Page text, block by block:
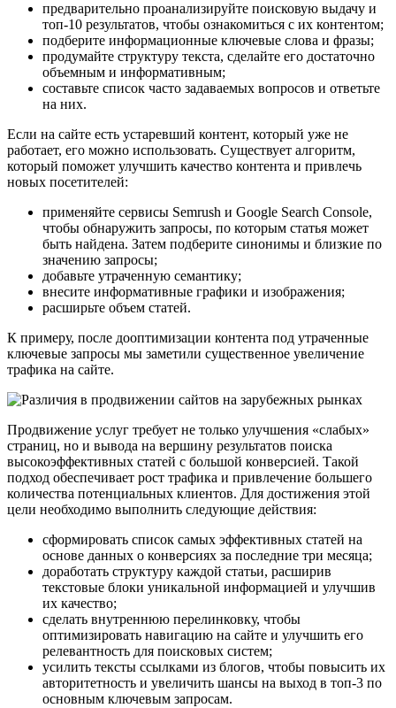
предварительно проанализируйте поисковую выдачу и
топ-10 результатов, чтобы ознакомиться с их контентом;
подберите информационные ключевые слова и фразы;
продумайте структуру текста, сделайте его достаточно
объемным и информативным;
составьте список часто задаваемых вопросов и ответьте
на них.
Если на сайте есть устаревший контент, который уже не
работает, его можно использовать. Существует алгоритм,
который поможет улучшить качество контента и привлечь
новых посетителей:
применяйте сервисы Semrush и Google Search Console,
чтобы обнаружить запросы, по которым статья может
быть найдена. Затем подберите синонимы и близкие по
значению запросы;
добавьте утраченную семантику;
внесите информативные графики и изображения;
расширьте объем статей.
К примеру, после дооптимизации контента под утраченные
ключевые запросы мы заметили существенное увеличение
трафика на сайте.
Продвижение услуг требует не только улучшения «слабых»
страниц, но и вывода на вершину результатов поиска
высокоэффективных статей с большой конверсией. Такой
подход обеспечивает рост трафика и привлечение большего
количества потенциальных клиентов. Для достижения этой
цели необходимо выполнить следующие действия:
сформировать список самых эффективных статей на
основе данных о конверсиях за последние три месяца;
доработать структуру каждой статьи, расширив
текстовые блоки уникальной информацией и улучшив
их качество;
сделать внутреннюю перелинковку, чтобы
оптимизировать навигацию на сайте и улучшить его
релевантность для поисковых систем;
усилить тексты ссылками из блогов, чтобы повысить их
авторитетность и увеличить шансы на выход в топ-3 по
основным ключевым запросам.